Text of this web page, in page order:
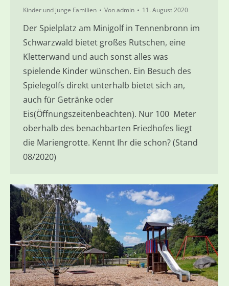
Kinder und junge Familien Vonadmin 11. August 2020
Der Spielplatz am Minigolf in Tennenbronn im
Schwarzwald bietet großes Rutschen, eine
Kletterwand und auch sonst alles was
spielende Kinder wünschen. Ein Besuch des
Spielegolfs direkt unterhalb bietet sich an,
auch für Getränke oder
Eis(Öffnungszeitenbeachten). Nur 100 Meter
oberhalb des benachbarten Friedhofes liegt
die Mariengrotte. Kennt Ihr die schon? (Stand
08/2020)